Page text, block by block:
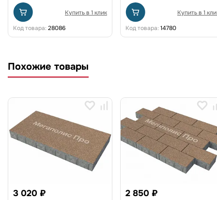
Купить в 1 клик
Код товара: 28086
Купить в 1
Код товара: 14780
Похожие товары
3 020 ₽ 2 850 ₽